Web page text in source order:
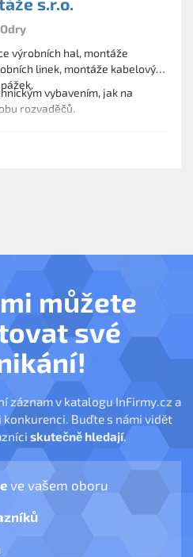
výrobních hal, montáže
linek, montáže kabelových
vybavením, jak na
rozvaděčů.
sítě, zabezpečovací
můžete
své
záznam v katalogu InFirmy.cz a
Buďte s námi vidět
skutečně hledají.
ve vašem oboru